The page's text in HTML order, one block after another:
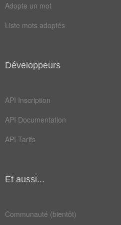
Adopte un mot
Liste mots adoptés
Développeurs
API Inscription
API Documentation
API Tarifs
Et aussi...
Communauté (bientôt)